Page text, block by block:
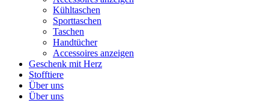
Kühltaschen
Sporttaschen
Taschen
Handtücher
Accessoires anzeigen
Geschenk mit Herz
Stofftiere
Über uns
Über uns